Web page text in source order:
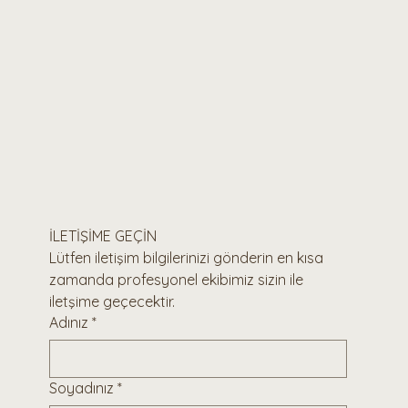
Lütfen iletişim bilgilerinizi gönderin en kısa
zamanda profesyonel ekibimiz sizin ile
iletşime geçecektir.
Adınız *
Soyadınız *